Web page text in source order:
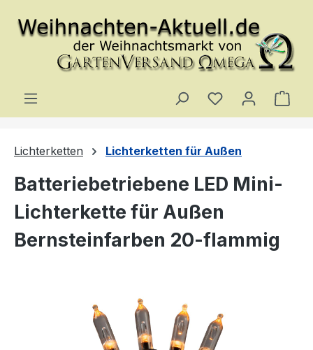
Zum Hauptinhalt springen
Du hast 0
Lichterketten Lichterketten für Außen
Batteriebetriebene LED Mini-
Lichterkette für Außen
Bernsteinfarben 20-flammig
Bildergalerie überspringen